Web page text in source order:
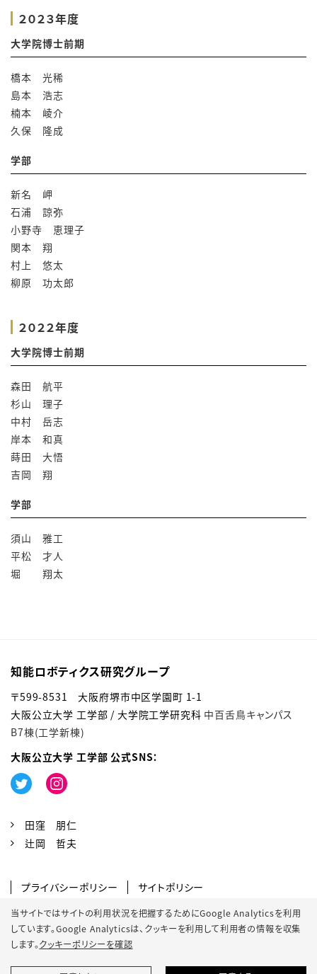
２０２３年度
大学院博士前期
橋本 光稀
島本 浩志
楠本 崚介
久保 隆成
学部
新名 岬
石浦 諒弥
小野寺 恵理子
関本 翔
村上 悠太
柳原 功太郎
２０２２年度
大学院博士前期
森田 航平
杉山 理子
中村 岳志
岸本 和真
蒔田 大悟
吉岡 翔
学部
須山 雅工
平松 才人
堀 翔太
当サイトではサイトの利用状況を把握するためにGoogle Analyticsを利用
しています。Google Analyticsは、 クッキーを利用して利用者の情報を収集
します。クッキーポリシーを確認
知能ロボティクス研究グループ
〒599-8531 大阪府堺市中区学園町 1-1
大阪公立大学 工学部 / 大学院工学研究科 中百舌鳥キャンパス
B7棟(工学新棟)
大阪公立大学 工学部 公式SNS：
田窪 朋仁
辻岡 哲夫
プライバシーポリシー
サイトポリシー
ソーシャルメディアポリシー
クッキーポリシー
サイトマップ